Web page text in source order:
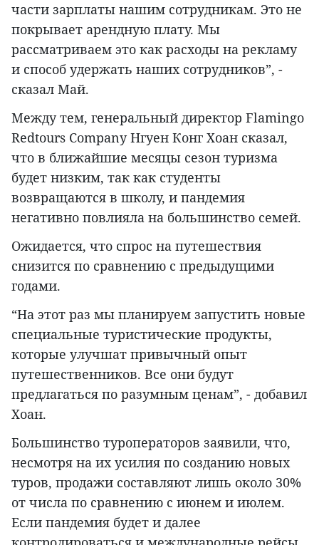
части зарплаты нашим сотрудникам. Это не
покрывает арендную плату. Мы
рассматриваем это как расходы на рекламу
и способ удержать наших сотрудников”, -
сказал Май.
Между тем, генеральный директор Flamingo
Redtours Company Нгуен Конг Хоан сказал,
что в ближайшие месяцы сезон туризма
будет низким, так как студенты
возвращаются в школу, и пандемия
негативно повлияла на большинство семей.
Ожидается, что спрос на путешествия
снизится по сравнению с предыдущими
годами.
“На этот раз мы планируем запустить новые
специальные туристические продукты,
которые улучшат привычный опыт
путешественников. Все они будут
предлагаться по разумным ценам”, - добавил
Хоан.
Большинство туроператоров заявили, что,
несмотря на их усилия по созданию новых
туров, продажи составляют лишь около 30%
от числа по сравнению с июнем и июлем.
Если пандемия будет и далее